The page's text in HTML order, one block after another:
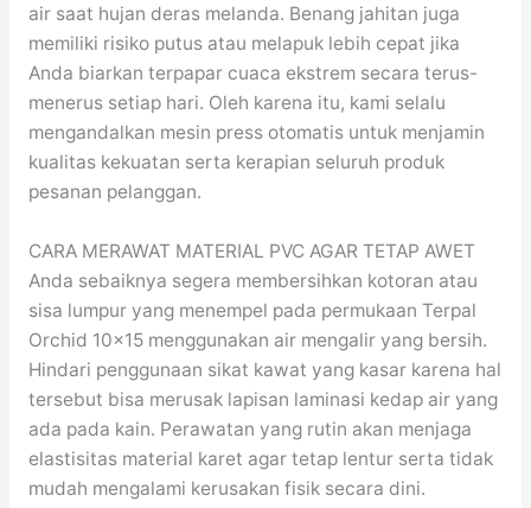
air saat hujan deras melanda. Benang jahitan juga
memiliki risiko putus atau melapuk lebih cepat jika
Anda biarkan terpapar cuaca ekstrem secara terus-
menerus setiap hari. Oleh karena itu, kami selalu
mengandalkan mesin press otomatis untuk menjamin
kualitas kekuatan serta kerapian seluruh produk
pesanan pelanggan.
CARA MERAWAT MATERIAL PVC AGAR TETAP AWET
Anda sebaiknya segera membersihkan kotoran atau
sisa lumpur yang menempel pada permukaan Terpal
Orchid 10×15 menggunakan air mengalir yang bersih.
Hindari penggunaan sikat kawat yang kasar karena hal
tersebut bisa merusak lapisan laminasi kedap air yang
ada pada kain. Perawatan yang rutin akan menjaga
elastisitas material karet agar tetap lentur serta tidak
mudah mengalami kerusakan fisik secara dini.